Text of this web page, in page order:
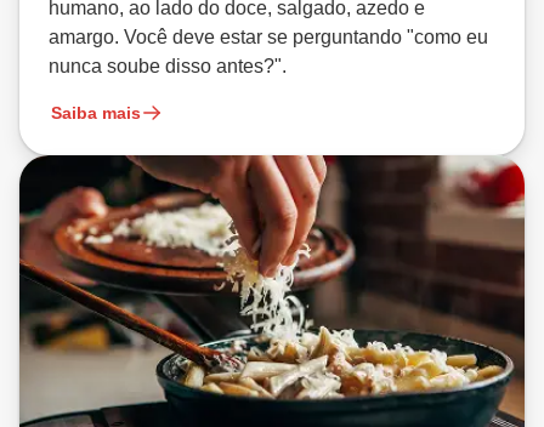
humano, ao lado do doce, salgado, azedo e
amargo. Você deve estar se perguntando "como eu
nunca soube disso antes?".
Saiba mais